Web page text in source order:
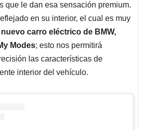
que le dan esa sensación premium.
en su interior, el cual es muy
nuevo carro eléctrico de BMW,
Modes; esto nos permitirá
las características de
interior del vehículo.